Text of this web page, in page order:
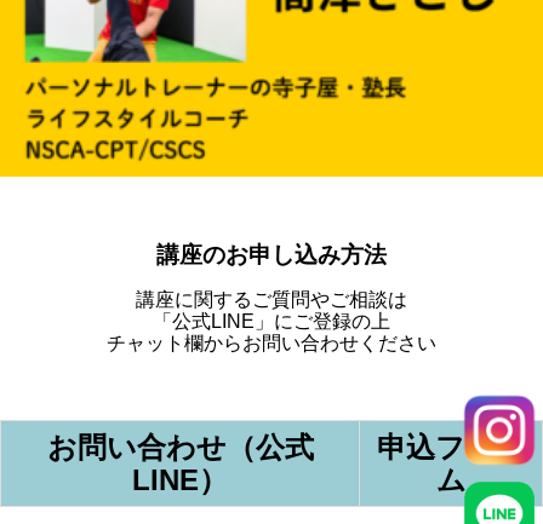
講座のお申し込み方法
講座に関するご質問やご相談は
「公式LINE」にご登録の上
チャット欄からお問い合わせください
お問い合わせ（公式
LINE）
申込フォー
ム